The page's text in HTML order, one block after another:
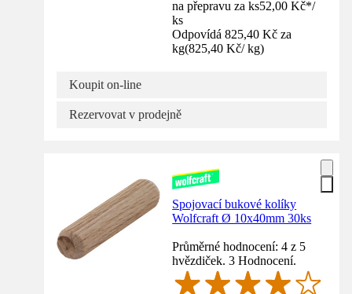
na přepravu za ks52,00 Kč*/
ks
Odpovídá 825,40 Kč za
kg(825,40 Kč/ kg)
Koupit on-line
Rezervovat v prodejně
Spojovací bukové kolíky
Wolfcraft Ø 10x40mm 30ks
Průměrné hodnocení: 4 z 5
hvězdiček. 3 Hodnocení.